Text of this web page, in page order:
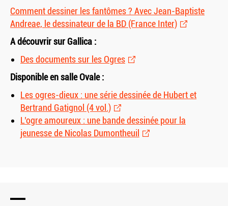
Comment dessiner les fantômes ? Avec Jean-Baptiste
Andreae, le dessinateur de la BD (France Inter)
A découvrir sur Gallica :
Des documents sur les Ogres
Disponible en salle Ovale :
Les ogres-dieux : une série dessinée de Hubert et
Bertrand Gatignol (4 vol.)
L’ogre amoureux : une bande dessinée pour la
jeunesse de Nicolas Dumontheuil